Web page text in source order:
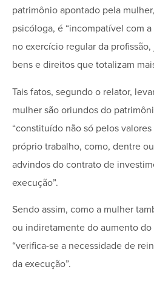
patrimônio apontado pela
psicóloga, é “incompatível com
no exercício regular da
bens e direitos que totalizam
Tais fatos, segundo o relator,
mulher são oriundos do
“constituído não só pelos
próprio trabalho, como, dentre
advindos do contrato de
execução”.
Sendo assim, como a mulher
ou indiretamente do aumento do
“verifica-se a necessidade de
da execução”.